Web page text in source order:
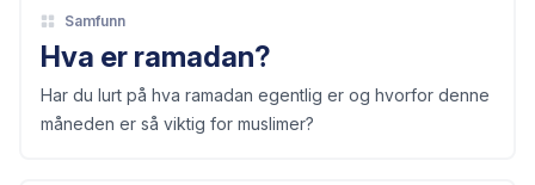
Samfunn
Hva er ramadan?
Har du lurt på hva ramadan egentlig er og hvorfor denne
måneden er så viktig for muslimer?